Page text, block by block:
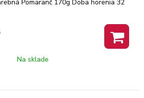
Pomaranč 170g Doba horenia 32
Na sklade